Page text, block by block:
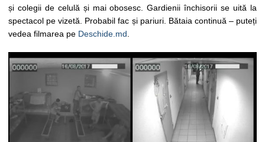
și colegii de celulă și mai obosesc. Gardienii închisorii se uită la
spectacol pe vizetă. Probabil fac și pariuri. Bătaia continuă – puteți
vedea filmarea pe Deschide.md